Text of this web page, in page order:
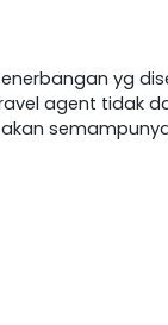
yg
agent tidak